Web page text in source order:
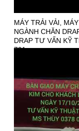
MÁY TRẢI VẢI,
NGÀNH CHĂN
DRAP TƯ VẤN KỸ
701.